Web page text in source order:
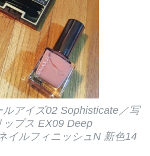
アイズ02 Sophisticate／写
プス EX09 Deep
イルフィニッシュN 新色14